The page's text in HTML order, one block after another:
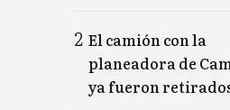
El camión con la
planeadora de
ya fueron